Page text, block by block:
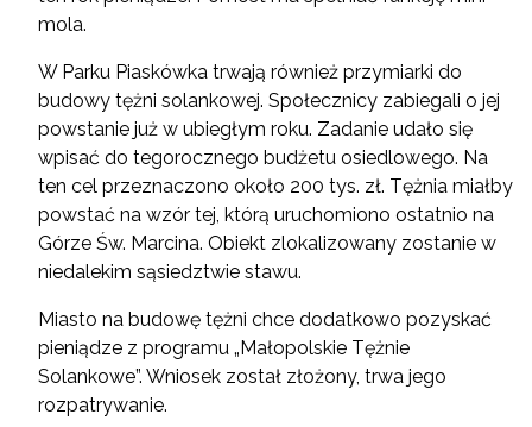
mola.
W Parku Piaskówka trwają również przymiarki do
budowy tężni solankowej. Społecznicy zabiegali o jej
powstanie już w ubiegłym roku. Zadanie udało się
wpisać do tegorocznego budżetu osiedlowego. Na
ten cel przeznaczono około 200 tys. zł. Tężnia miałby
powstać na wzór tej, którą uruchomiono ostatnio na
Górze Św. Marcina. Obiekt zlokalizowany zostanie w
niedalekim sąsiedztwie stawu.
Miasto na budowę tężni chce dodatkowo pozyskać
pieniądze z programu „Małopolskie Tężnie
Solankowe”. Wniosek został złożony, trwa jego
rozpatrywanie.